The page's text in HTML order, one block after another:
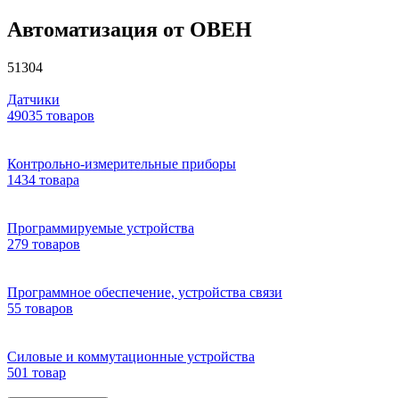
Автоматизация от ОВЕН
51304
Датчики
49035 товаров
Контрольно-измерительные приборы
1434 товара
Программируемые устройства
279 товаров
Программное обеспечение, устройства связи
55 товаров
Силовые и коммутационные устройства
501 товар